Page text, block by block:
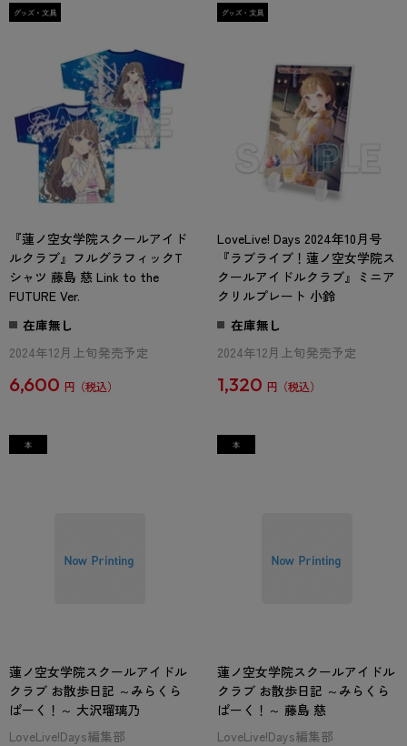
『蓮ノ空女学院スクールアイド
ルクラブ』フルグラフィックT
シャツ 藤島 慈 Link to the
FUTURE Ver.
在庫無し
2024年12月上旬発売予定
6,600 円
LoveLive! Days 2024年10月号
『ラブライブ！蓮ノ空女学院ス
クールアイドルクラブ』ミニア
クリルプレート 小鈴
在庫無し
2024年12月上旬発売予定
1,320 円
蓮ノ空女学院スクールアイドル
クラブ お散歩日記 ～みらくら
ぱーく！～ 大沢瑠璃乃
LoveLive!Days編集部
蓮ノ空女学院スクールアイドル
クラブ お散歩日記 ～みらくら
ぱーく！～ 藤島 慈
LoveLive!Days編集部